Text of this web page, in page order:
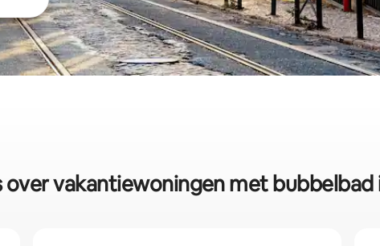
over vakantiewoningen met bubbelbad